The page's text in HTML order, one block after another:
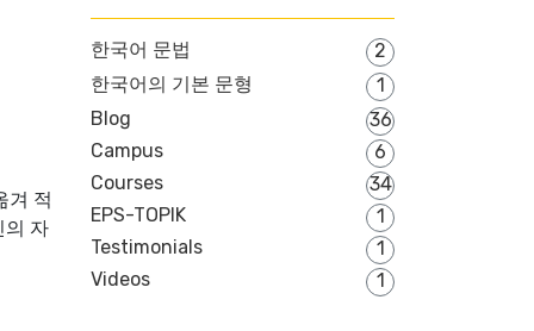
겨 적
의 자
한국어 문법
2
한국어의 기본 문형
1
Blog
36
Campus
6
Courses
34
EPS-TOPIK
1
Testimonials
1
Videos
1